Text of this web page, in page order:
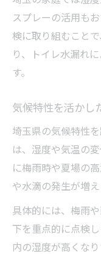
スプレーの活用も
検に取り組むこと
り、トイレ水漏れ
す。
気候特性を活かし
埼玉県の気候特性
は、湿度や気温の
に梅雨時や夏場の
や水滴の発生が増
具体的には、梅雨
下を重点的に点検
内の湿度が高くな